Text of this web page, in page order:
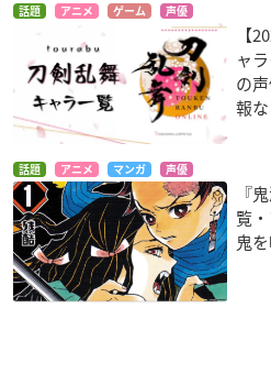
話題 アニメ ゲーム 声優
【
ャ
の
報
話題 アニメ マンガ 声優
『
覧
鬼